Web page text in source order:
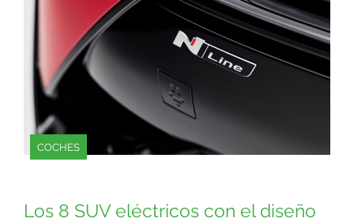
COCHES
Los 8 SUV eléctricos con el diseño